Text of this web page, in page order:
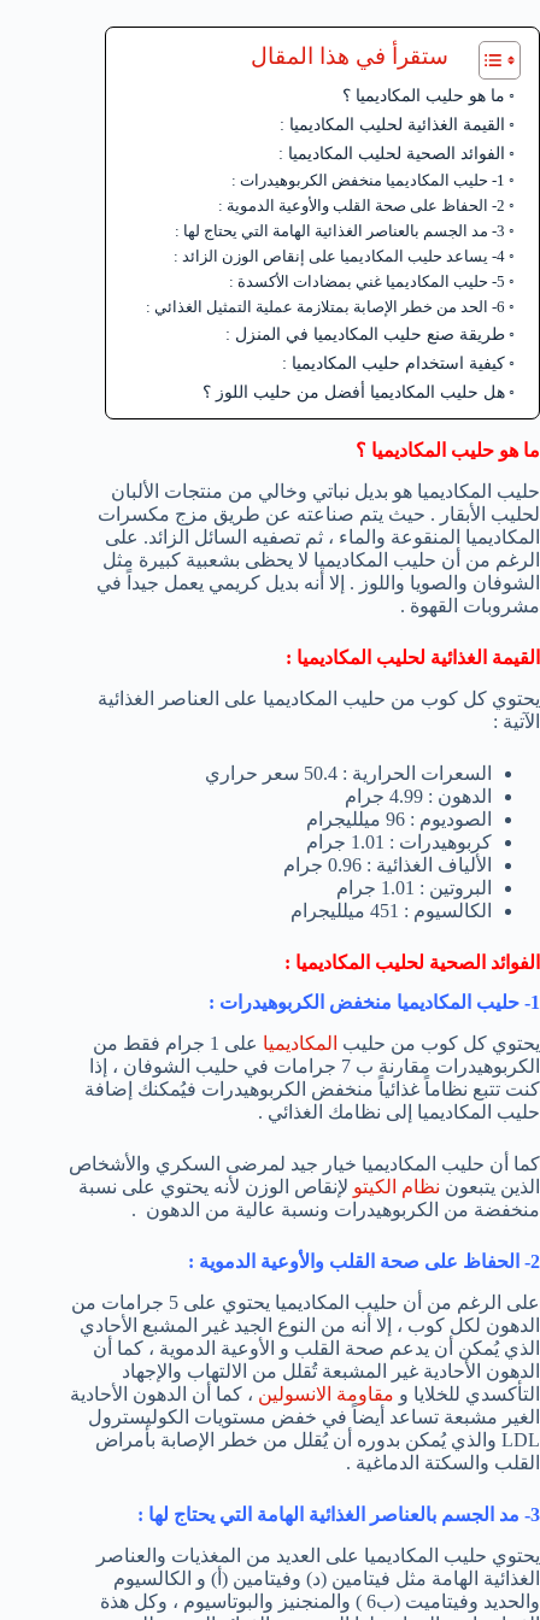
ستقرأ في هذا المقال
ما هو حليب المكاديميا ؟
القيمة الغذائية لحليب المكاديميا :
الفوائد الصحية لحليب المكاديميا :
1- حليب المكاديميا منخفض الكربوهيدرات :
2- الحفاظ على صحة القلب والأوعية الدموية :
3- مد الجسم بالعناصر الغذائية الهامة التي يحتاج لها :
4- يساعد حليب المكاديميا على إنقاص الوزن الزائد :
5- حليب المكاديميا غني بمضادات الأكسدة :
6- الحد من خطر الإصابة بمتلازمة عملية التمثيل الغذائي :
طريقة صنع حليب المكاديميا في المنزل :
كيفية استخدام حليب المكاديميا :
هل حليب المكاديميا أفضل من حليب اللوز ؟
ما هو حليب المكاديميا ؟
حليب المكاديميا هو بديل نباتي وخالي من منتجات الألبان
لحليب الأبقار . حيث يتم صناعته عن طريق مزج مكسرات
المكاديميا المنقوعة والماء ، ثم تصفيه السائل الزائد. على
الرغم من أن حليب المكاديميا لا يحظى بشعبية كبيرة مثل
الشوفان والصويا واللوز . إلا أنه بديل كريمي يعمل جيداً في
مشروبات القهوة .
القيمة الغذائية لحليب المكاديميا :
يحتوي كل كوب من حليب المكاديميا على العناصر الغذائية
الآتية :
السعرات الحرارية : 50.4 سعر حراري
الدهون : 4.99 جرام
الصوديوم : 96 ميلليجرام
كربوهيدرات : 1.01 جرام
الألياف الغذائية : 0.96 جرام
البروتين : 1.01 جرام
الكالسيوم : 451 ميلليجرام
الفوائد الصحية لحليب المكاديميا :
1- حليب المكاديميا منخفض الكربوهيدرات :
يحتوي كل كوب من حليب المكاديميا
على 1 جرام فقط من
الكربوهيدرات مقارنة ب 7 جرامات في حليب الشوفان ، إذا
كنت تتبع نظاماً غذائياً منخفض الكربوهيدرات فيُمكنك إضافة
حليب المكاديميا إلى نظامك الغذائي .
كما أن حليب المكاديميا خيار جيد لمرضى السكري والأشخاص
الذين يتبعون نظام الكيتو لإنقاص الوزن لأنه يحتوي على نسبة
منخفضة من الكربوهيدرات ونسبة عالية من الدهون .
2- الحفاظ على صحة القلب والأوعية الدموية :
على الرغم من أن حليب المكاديميا يحتوي على 5 جرامات من
الدهون لكل كوب ، إلا أنه من النوع الجيد غير المشبع الأحادي
الذي يُمكن أن يدعم صحة القلب و الأوعية الدموية ، كما أن
الدهون الأحادية غير المشبعة تُقلل من الالتهاب والإجهاد
التأكسدي للخلايا و مقاومة الانسولين ، كما أن الدهون الأحادية
الغير مشبعة تساعد أيضاً في خفض مستويات الكوليسترول
LDL والذي يُمكن بدوره أن يُقلل من خطر الإصابة بأمراض
القلب والسكتة الدماغية .
3- مد الجسم بالعناصر الغذائية الهامة التي يحتاج لها :
يحتوي حليب المكاديميا على العديد من المغذيات والعناصر
الغذائية الهامة مثل فيتامين (د) وفيتامين (أ) و الكالسيوم
والحديد وفيتاميت (ب6 ) والمنجنيز والبوتاسيوم ، وكل هذة